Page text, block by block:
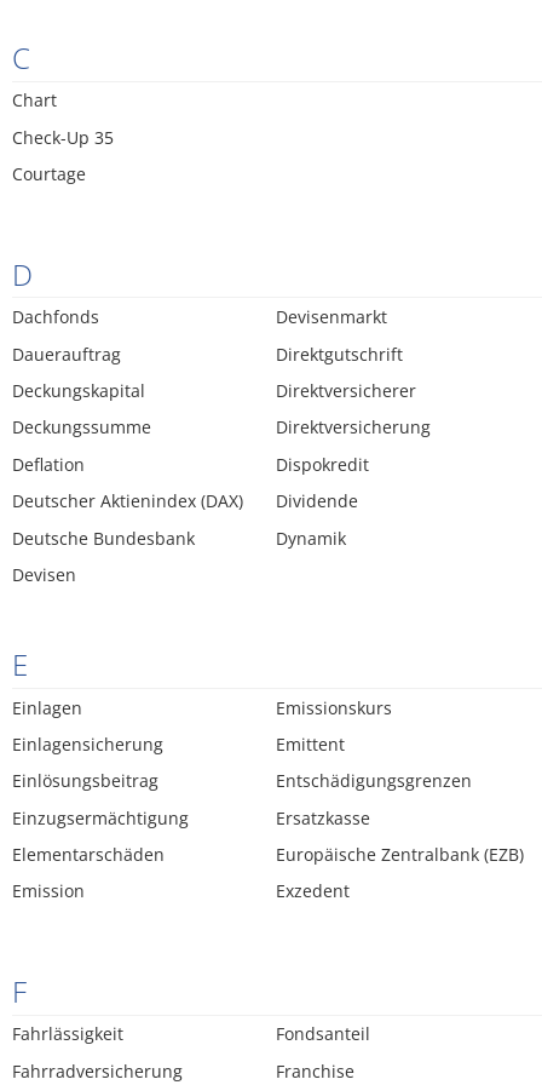
C
Chart
Check-Up 35
Courtage
D
Dachfonds
Dauerauftrag
Deckungskapital
Deckungssumme
Deflation
Deutscher Aktienindex (DAX)
Deutsche Bundesbank
Devisen
Devisenmarkt
Direktgutschrift
Direktversicherer
Direktversicherung
Dispokredit
Dividende
Dynamik
E
Einlagen
Einlagensicherung
Einlösungsbeitrag
Einzugsermächtigung
Elementarschäden
Emission
Emissionskurs
Emittent
Entschädigungsgrenzen
Ersatzkasse
Europäische Zentralbank (EZB)
Exzedent
F
Fahrlässigkeit
Fahrradversicherung
Fondsanteil
Franchise